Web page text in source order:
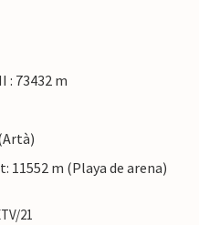
: 73432 m
11552 m (Playa de arena)
21